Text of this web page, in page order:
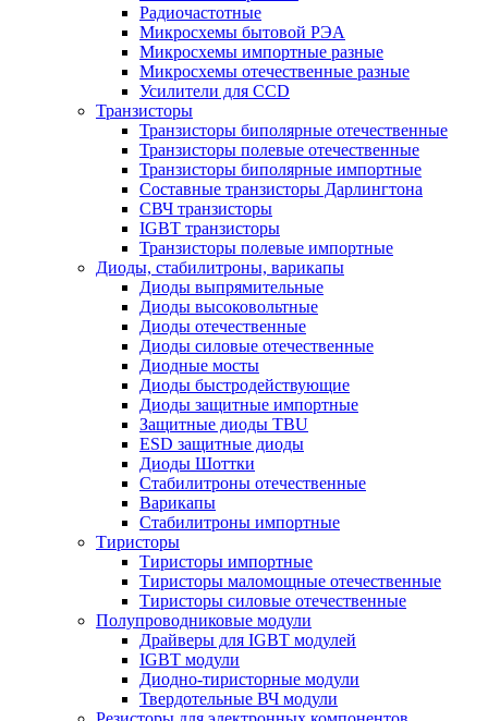
Радиочастотные
Микросхемы бытовой РЭА
Микросхемы импортные разные
Микросхемы отечественные разные
Усилители для CCD
Транзисторы
Транзисторы биполярные отечественные
Транзисторы полевые отечественные
Транзисторы биполярные импортные
Составные транзисторы Дарлингтона
СВЧ транзисторы
IGBT транзисторы
Транзисторы полевые импортные
Диоды, стабилитроны, варикапы
Диоды выпрямительные
Диоды высоковольтные
Диоды отечественные
Диоды силовые отечественные
Диодные мосты
Диоды быстродействующие
Диоды защитные импортные
Защитные диоды TBU
ESD защитные диоды
Диоды Шоттки
Стабилитроны отечественные
Варикапы
Стабилитроны импортные
Тиристоры
Тиристоры импортные
Тиристоры маломощные отечественные
Тиристоры силовые отечественные
Полупроводниковые модули
Драйверы для IGBT модулей
IGBT модули
Диодно-тиристорные модули
Твердотельные ВЧ модули